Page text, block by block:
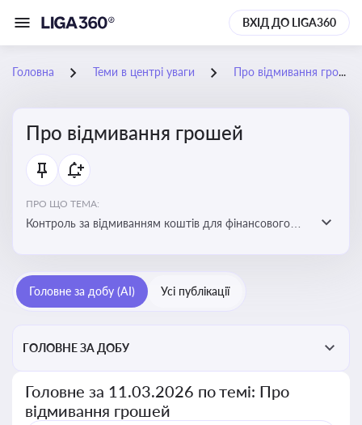
ВХІД ДО LIGA360
Головна Теми в центрі уваги Про відмивання грошей
Про відмивання грошей
ПРО ЩО ТЕМА:
Контроль за відмиванням коштів для фінансового
сплати податків. Вбудовування AML у договори та
Головне за добу (AI) Усі публікації
ГОЛОВНЕ ЗА ДОБУ
Головне за 11.03.2026 по темі: Про
відмивання грошей